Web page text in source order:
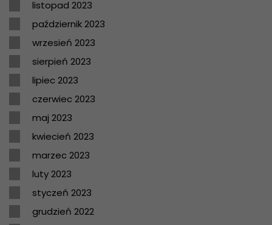
listopad 2023
październik 2023
wrzesień 2023
sierpień 2023
lipiec 2023
czerwiec 2023
maj 2023
kwiecień 2023
marzec 2023
luty 2023
styczeń 2023
grudzień 2022